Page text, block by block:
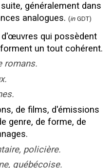
généralement dans
analogues. (in GDT)
qui possèdent
un tout cohérent.
romans.
de films, d'émissions
genre, de forme, de
policière.
québécoise.